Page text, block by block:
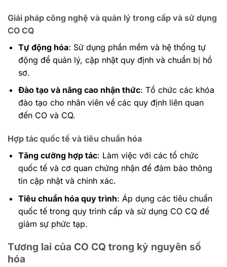
Giải pháp công nghệ và quản lý trong cấp và sử dụng
CO CQ
Tự động hóa: Sử dụng phần mềm và hệ thống tự
động để quản lý, cập nhật quy định và chuẩn bị hồ
sơ.
Đào tạo và nâng cao nhận thức: Tổ chức các khóa
đào tạo cho nhân viên về các quy định liên quan
đến CO và CQ.
Hợp tác quốc tế và tiêu chuẩn hóa
Tăng cường hợp tác: Làm việc với các tổ chức
quốc tế và cơ quan chứng nhận để đảm bảo thông
tin cập nhật và chính xác.
Tiêu chuẩn hóa quy trình: Áp dụng các tiêu chuẩn
quốc tế trong quy trình cấp và sử dụng CO CQ để
giảm sự phức tạp.
Tương lai của CO CQ trong kỷ nguyên số
hóa